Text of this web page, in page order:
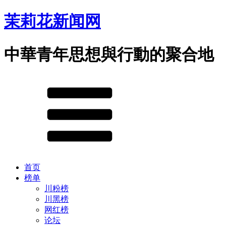
茉莉花新闻网
中華青年思想與行動的聚合地
首页
榜单
川粉榜
川黑榜
网红榜
论坛